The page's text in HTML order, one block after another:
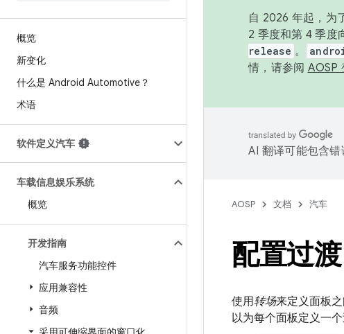
概览
新变化
什么是 Android Automotive？
术语
软件定义汽车
车载信息娱乐系统
概览
开发指南
汽车服务功能控件
应用兼容性
音频
自 2026 年起，为
2 季度和第 4 季度
release 。
情，请参阅 AOSP
AI 翻译可能包含错
AOSP 文档 汽车
配置过渡
使用转场来定义面板
以为每个面板定义一个